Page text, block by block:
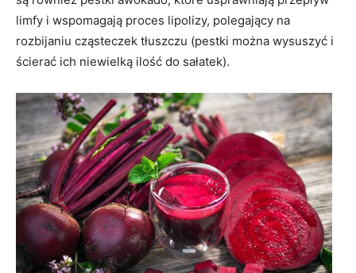
limfy i wspomagają proces lipolizy, polegający na
rozbijaniu cząsteczek tłuszczu (pestki można wysuszyć i
ścierać ich niewielką ilość do sałatek).